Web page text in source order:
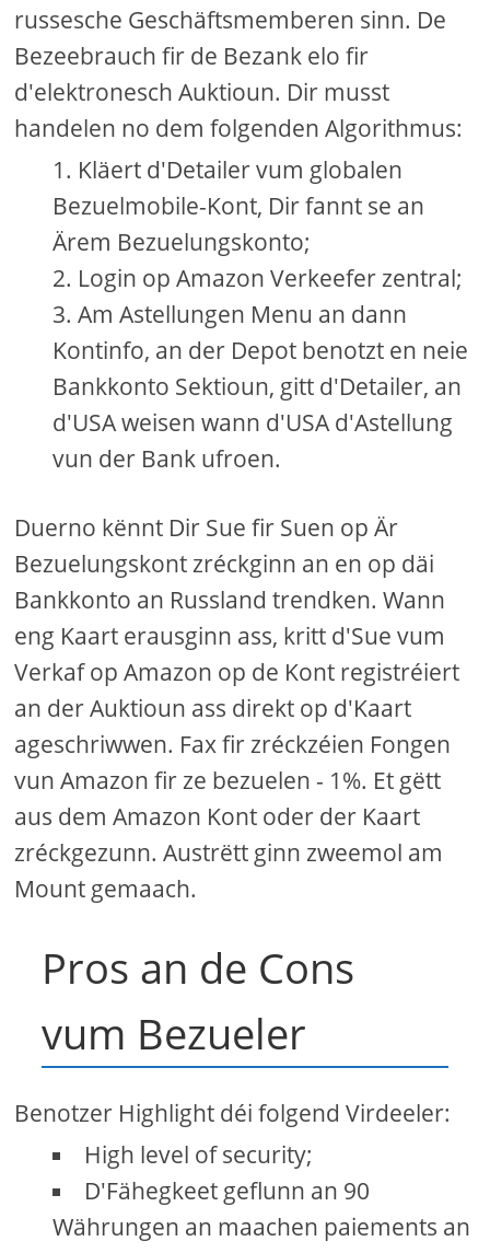
russesche Geschäftsmemberen sinn. De
Bezeebrauch fir de Bezank elo fir
d'elektronesch Auktioun. Dir musst
handelen no dem folgenden Algorithmus:
Kläert d'Detailer vum globalen
Bezuelmobile-Kont, Dir fannt se an
Ärem Bezuelungskonto;
Login op Amazon Verkeefer zentral;
Am Astellungen Menu an dann
Kontinfo, an der Depot benotzt en neie
Bankkonto Sektioun, gitt d'Detailer, an
d'USA weisen wann d'USA d'Astellung
vun der Bank ufroen.
Duerno kënnt Dir Sue fir Suen op Är
Bezuelungskont zréckginn an en op däi
Bankkonto an Russland trendken. Wann
eng Kaart erausginn ass, kritt d'Sue vum
Verkaf op Amazon op de Kont registréiert
an der Auktioun ass direkt op d'Kaart
ageschriwwen. Fax fir zréckzéien Fongen
vun Amazon fir ze bezuelen - 1%. Et gëtt
aus dem Amazon Kont oder der Kaart
zréckgezunn. Austrëtt ginn zweemol am
Mount gemaach.
Pros an de Cons
vum Bezueler
Benotzer Highlight déi folgend Virdeeler:
High level of security;
D'Fähegkeet geflunn an 90
Währungen an maachen paiements an